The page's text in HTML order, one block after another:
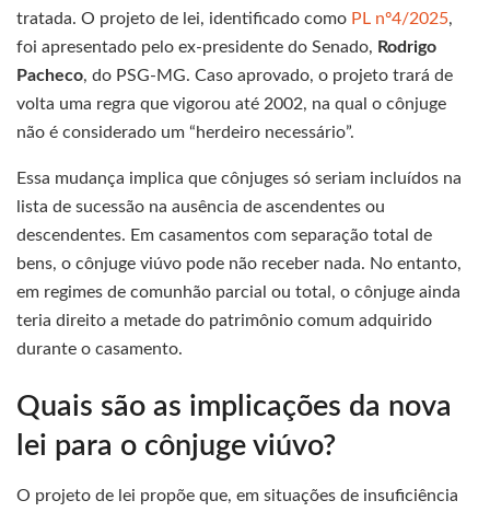
tratada. O projeto de lei, identificado como PL nº4/2025,
foi apresentado pelo ex-presidente do Senado, Rodrigo
Pacheco, do PSG-MG. Caso aprovado, o projeto trará de
volta uma regra que vigorou até 2002, na qual o cônjuge
não é considerado um “herdeiro necessário”.
Essa mudança implica que cônjuges só seriam incluídos na
lista de sucessão na ausência de ascendentes ou
descendentes. Em casamentos com separação total de
bens, o cônjuge viúvo pode não receber nada. No entanto,
em regimes de comunhão parcial ou total, o cônjuge ainda
teria direito a metade do patrimônio comum adquirido
durante o casamento.
Quais são as implicações da nova
lei para o cônjuge viúvo?
O projeto de lei propõe que, em situações de insuficiência